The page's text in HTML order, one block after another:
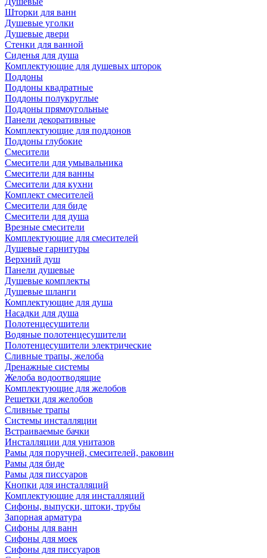
Шторки для ванн
Душевые уголки
Душевые двери
Стенки для ванной
Сиденья для душа
Комплектующие для душевых шторок
Поддоны
Поддоны квадратные
Поддоны полукруглые
Поддоны прямоугольные
Панели декоративные
Комплектующие для поддонов
Поддоны глубокие
Смесители
Смесители для умывальника
Смесители для ванны
Смесители для кухни
Комплект смесителей
Смесители для биде
Смесители для душа
Врезные смесители
Комплектующие для смесителей
Душевые гарнитуры
Верхний душ
Панели душевые
Душевые комплекты
Душевые шланги
Комплектующие для душа
Насадки для душа
Полотенцесушители
Водяные полотенцесушители
Полотенцесушители электрические
Сливные трапы, желоба
Дренажные системы
Желоба водоотводящие
Комплектующие для желобов
Решетки для желобов
Сливные трапы
Системы инсталляции
Встраиваемые бачки
Инсталляции для унитазов
Рамы для поручней, смесителей, раковин
Рамы для биде
Рамы для писсуаров
Кнопки для инсталляций
Комплектующие для инсталляций
Сифоны, выпуски, штоки, трубы
Запорная арматура
Сифоны для ванн
Сифоны для моек
Сифоны для писсуаров